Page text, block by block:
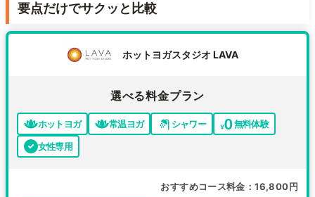
要点だけでサクッと比較
ホットヨガスタジオ LAVA
選べる料金プラン
ホットヨガ 常温ヨガ シャワー
無料体験
女性専用
おすすめコース料金 16,800円